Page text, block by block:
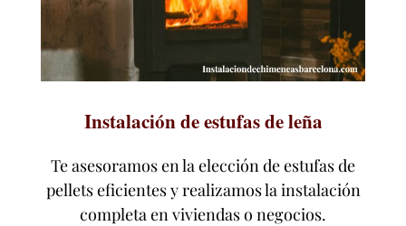
Instalación de estufas de leña
Te asesoramos en la elección de estufas de
pellets eficientes y realizamos la instalación
completa en viviendas o negocios.